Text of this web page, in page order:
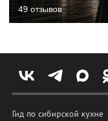
49 отзывов
Гид по сибирской кухне